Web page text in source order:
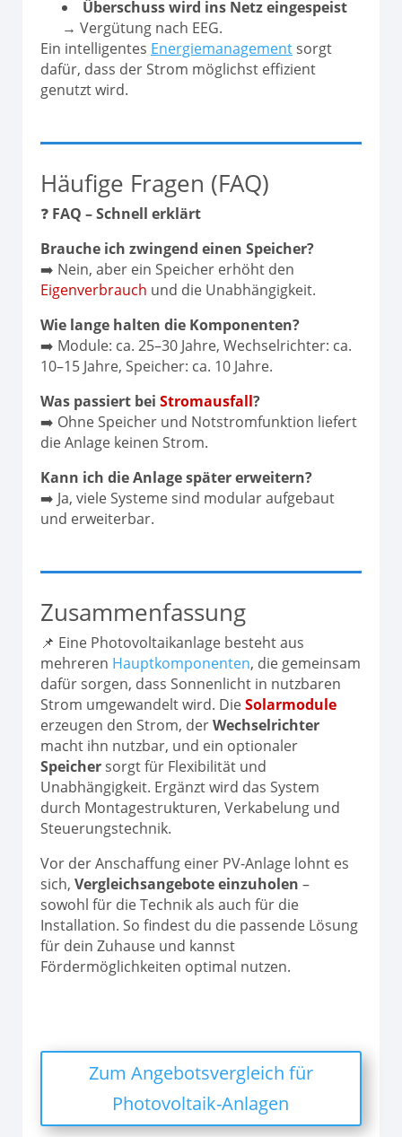
Überschuss wird ins Netz eingespeist
→ Vergütung nach EEG.
Ein intelligentes Energiemanagementsorgt
dafür, dass der Strom möglichst effizient
genutzt wird.
Häufige Fragen (FAQ)
❓ FAQ – Schnell erklärt
Brauche ich zwingend einen Speicher?
➡️ Nein, aber ein Speicher erhöht den
Eigenverbrauch und die Unabhängigkeit.
Wie lange halten die Komponenten?
➡️ Module: ca. 25–30 Jahre, Wechselrichter: ca.
10–15 Jahre, Speicher: ca. 10 Jahre.
Was passiert bei Stromausfall?
➡️ Ohne Speicher und Notstromfunktion liefert
die Anlage keinen Strom.
Kann ich die Anlage später erweitern?
➡️ Ja, viele Systeme sind modular aufgebaut
und erweiterbar.
Zusammenfassung
📌 Eine Photovoltaikanlage besteht aus
mehreren Hauptkomponenten, die gemeinsam
dafür sorgen, dass Sonnenlicht in nutzbaren
Strom umgewandelt wird. DieSolarmodule
erzeugen den Strom, derWechselrichter
macht ihn nutzbar, und ein optionaler
Speichersorgt für Flexibilität und
Unabhängigkeit. Ergänzt wird das System
durch Montagestrukturen, Verkabelung und
Steuerungstechnik.
Vor der Anschaffung einer PV-Anlage lohnt es
sich, Vergleichsangebote einzuholen –
sowohl für die Technik als auch für die
Installation. So findest du die passende Lösung
für dein Zuhause und kannst
Fördermöglichkeiten optimal nutzen.
Zum Angebotsvergleich für
Photovoltaik-Anlagen